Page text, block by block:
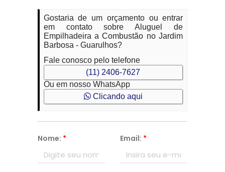
Gostaria de um orçamento ou entrar
em contato sobre Aluguel de
Empilhadeira a Combustão no Jardim
Barbosa - Guarulhos?
Fale conosco pelo telefone
(11) 2406-7627
Ou em nosso WhatsApp
Clicando aqui
Nome: * Email: *